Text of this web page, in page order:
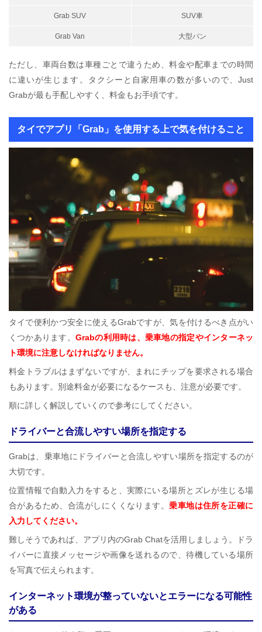
Grab SUV SUV車
Grab Van 大型バン
ただし、車両台数は車種ごとで違うため、料金や配車までの時間
に違いが生じます。タクシーと自家用車の数が多いので、Just
Grabが最も手配しやすく、料金もお手頃です。
タイでアプリ「Grab」を使用する上で気を付けること
タイで便利かつ安全に使えるGrabですが、気を付けるべき点がい
くつかあります。 Grabの利用時は、乗車地の指定やインターネッ
ト環境に注意しなければなりません。
料金トラブルはまずないですが、まれにチップを要求される場合
もあります。別途料金が必要になるケースも、注意が必要です。
順に詳しく解説していくので参考にしてください。
ドライバーと合流しやすい場所を指定する
Grabは、乗車地にドライバーと合流しやすい場所を指定するのが
大切です。
位置情報で自動入力をすると、実際にいる場所とズレが生じる場
合があるため、合流がしにくくなります。乗車地は住所を正確に
入力してください。
難しそうであれば、アプリ内のGrab Chatを活用しましょう。ドラ
イバーに直接メッセージや画像を送れるので、待機している場所
を写真で伝えられます。
インターネット環境が整っていないとエラーになる可能性
がある